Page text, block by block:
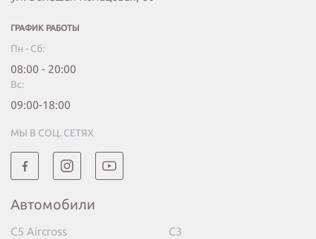
ГРАФИК РАБОТЫ
Пн - Сб:
08:00 - 20:00
Вc:
09:00-18:00
МЫ В СОЦ. СЕТЯХ
Автомобили
C5 Aircross
C3